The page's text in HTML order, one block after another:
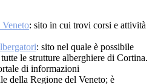
: sito in cui trovi corsi e attività
: sito nel quale è possibile
le strutture alberghiere di Cortina.
di informazioni
della Regione del Veneto; è